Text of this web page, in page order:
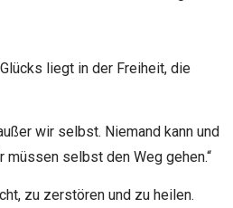
liegt in der Freiheit, die
wir selbst. Niemand kann und
müssen selbst den Weg gehen.“
zu zerstören und zu heilen.